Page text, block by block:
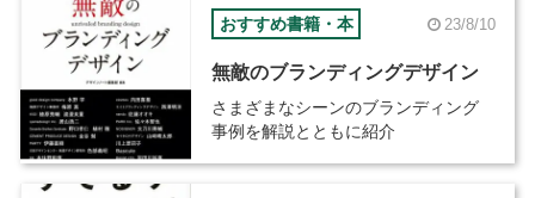
おすすめ書籍・本 23/8/10
無敵のブランディングデザイン
さまざまなシーンのブランディング
事例を解説とともに紹介